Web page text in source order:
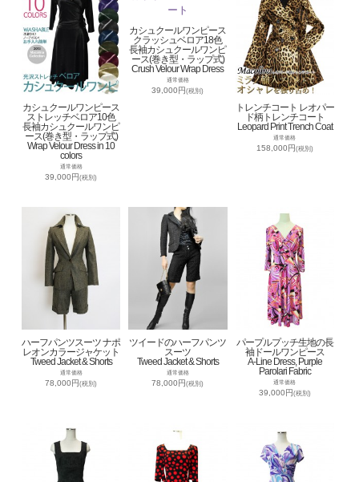
カシュクールワンピース
ストレッチベロア10色
長袖カシュクールワンピ
ース(巻き型・ラップ式)
Wrap Velour Dress in 10
colors
通常価格
39,000円(税別)
カシュクールワンピース
クラッシュベロア18色
長袖カシュクールワンピ
ース(巻き型・ラップ式)
Crush Velour Wrap Dress
通常価格
39,000円(税別)
トレンチコート レオパー
ド柄トレンチコート
Leopard Print Trench Coat
通常価格
158,000円(税別)
ハーフパンツスーツ ナポ
レオンカラージャケット
Tweed Jacket & Shorts
通常価格
78,000円(税別)
ツイードのハーフパンツ
スーツ
Tweed Jacket & Shorts
通常価格
78,000円(税別)
パープルプッチ生地の長
袖ドールワンピース
A-Line Dress, Purple
Parolari Fabric
通常価格
39,000円(税別)